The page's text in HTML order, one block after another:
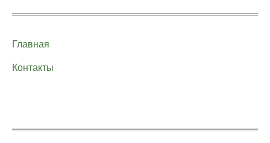
Главная
Контакты